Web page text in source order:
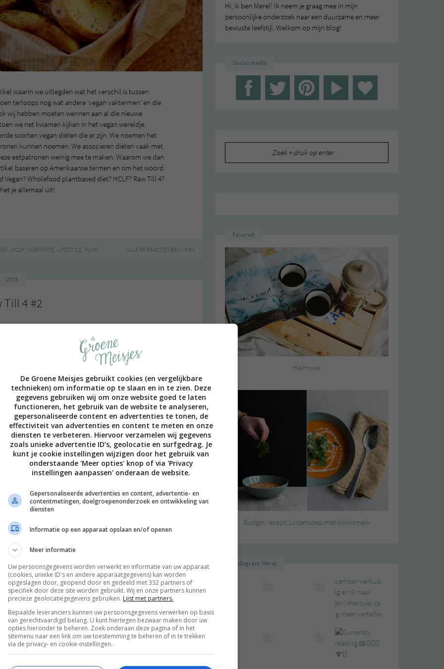
waarin we uitlegden wat het verschil is tussen
terloops nog wat andere ‘vegan vaktermen’ en die
wij hebben moeten wennen aan al die nieuwe
we net kwamen kijken in het vegan wereldje.
soorten vegan diëten die er zijn. We noemen het
kunnen noemen. We associeren diëten vaak met
eetpatronen weinig mee te maken. Waarom we dan
baseren op Amerikaanse termen en om het woord
Wholefood plantbased diet? HCLF? Raw Till 4?
je allemaal uit!
, HCLF, INSPIRATIE, LIFESTYLE, PLANTAARDIG RAUW, RAW,RAW TILL 4,VEGAN
ALLE 39 REACTIES BEKIJKEN
2013
Till 4 #2
lezen, ben ik nog een weekje doorgegaan met
verklappen dat ik nog een tijdje langer door zal
komt en wat ik zoal eet, dat lees je vandaag in deze
foodfoto’s?
Hi, ik ben Merel! Ik neem je graag mee in mijn
persoonlijke onderzoek naar een duurzame en meer
bewuste leefstijl. Welkom op mijn blog!
Social media
Favoriet
Heimwee
Budget recept: Linzensoep met kokosmelk
Instagram Merel
De Groene Meisjes gebruikt cookies (en vergelijkbare
technieken) om informatie op te slaan en in te zien. Deze
gegevens gebruiken wij om onze website goed te laten
functioneren, het gebruik van de website te analyseren,
gepersonaliseerde content en advertenties te tonen, de
effectiviteit van advertenties en content te meten en onze
diensten te verbeteren. Hiervoor verzamelen wij gegevens
zoals unieke advertentie ID’s, geolocatie en surfgedrag. Je
kunt je cookie instellingen wijzigen door het gebruik van
onderstaande 'Meer opties' knop of via 'Privacy
instellingen aanpassen' onderaan de website.
Gepersonaliseerde advertenties en content, advertentie- en
contentmetingen, doelgroepenonderzoek en ontwikkeling van
diensten
Informatie op een apparaat opslaan en/of openen
Meer informatie
Uw persoonsgegevens worden verwerkt en informatie van uw apparaat
(cookies, unieke ID's en andere apparaatgegevens) kan worden
opgeslagen door, geopend door en gedeeld met 332 partners of
specifiek door deze site worden gebruikt. Wij en onze partners kunnen
precieze geolocatiegegevens gebruiken. Lijst met partners.
Bepaalde leveranciers kunnen uw persoonsgegevens verwerken op basis
van gerechtvaardigd belang. U kunt hiertegen bezwaar maken door uw
opties hieronder te beheren. Zoek onderaan deze pagina of in het
sitemenu naar een link om uw toestemming te beheren of in te trekken
via de privacy- en cookie-instellingen.